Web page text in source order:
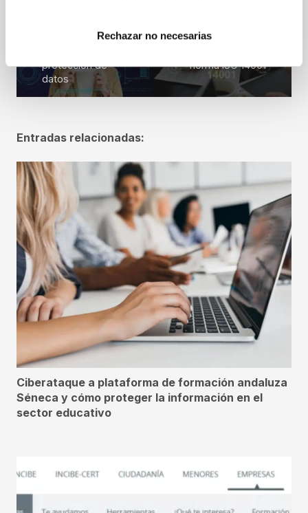
Rechazar no necesarias
contratar una
protección de
datos
norma ISO 14001
Entradas relacionadas:
Ciberataque a plataforma de formación andaluza
Séneca y cómo proteger la información en el
sector educativo